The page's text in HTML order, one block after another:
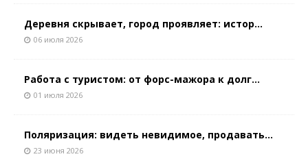
Деревня скрывает, город проявляет: истор...
06 июля 2026
Работа с туристом: от форс-мажора к долг...
01 июля 2026
Поляризация: видеть невидимое, продавать...
23 июня 2026